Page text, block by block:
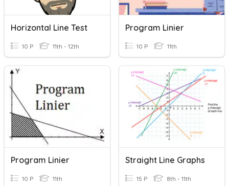
Horizontal Line Test
10 P 11th - 12th
Program Linier
10 P 11th
Program Linier
10 P 11th
Straight Line Graphs
15 P 8th - 11th